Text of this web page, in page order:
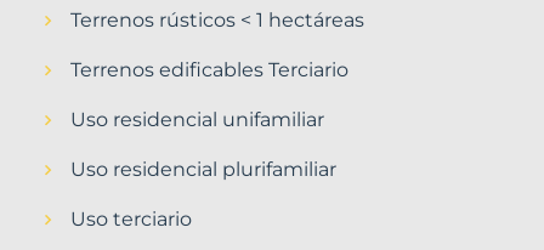
Terrenos rústicos < 1 hectáreas
Terrenos edificables Terciario
Uso residencial unifamiliar
Uso residencial plurifamiliar
Uso terciario